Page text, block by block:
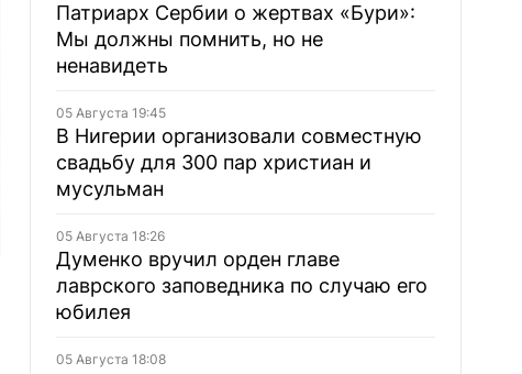
Патриарх Сербии о жертвах «Бури»:
Мы должны помнить, но не
ненавидеть
05 Августа 19:45
В Нигерии организовали совместную
свадьбу для 300 пар христиан и
мусульман
05 Августа 18:26
Думенко вручил орден главе
лаврского заповедника по случаю его
юбилея
05 Августа 18:08